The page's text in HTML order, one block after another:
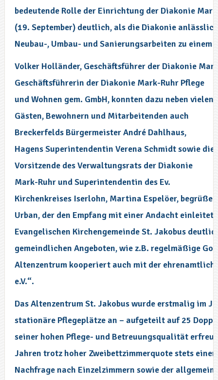
bedeutende Rolle der Einrichtung der Diakonie
(19. September) deutlich, als die Diakonie
Neubau-, Umbau- und Sanierungsarbeiten zu
Volker Holländer, Geschäftsführer der Diakonie
Geschäftsführerin der Diakonie Mark-Ruhr Pflege
und Wohnen gem. GmbH, konnten dazu neben vielen
Gästen, Bewohnern und Mitarbeitenden auch
Breckerfelds Bürgermeister André Dahlhaus,
Hagens Superintendentin Verena Schmidt sowie die
Vorsitzende des Verwaltungsrats der Diakonie
Mark-Ruhr und Superintendentin des Ev.
Kirchenkreises Iserlohn, Martina Espelöer,
Urban, der den Empfang mit einer Andacht
Evangelischen Kirchengemeinde St. Jakobus
gemeindlichen Angeboten, wie z.B. regelmäßige
Altenzentrum kooperiert auch mit der
e.V.“.
Das Altenzentrum St. Jakobus wurde erstmalig im
stationäre Pflegeplätze an – aufgeteilt auf 25
seiner hohen Pflege- und Betreuungsqualität
Jahren trotz hoher Zweibettzimmerquote stets
Nachfrage nach Einzelzimmern sowie der